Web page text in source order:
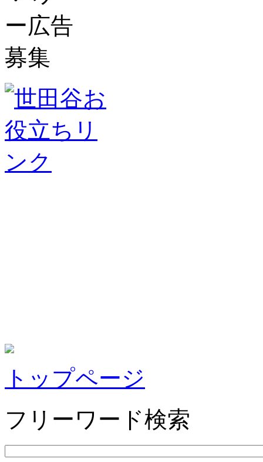
トップページ
フリーワード検索